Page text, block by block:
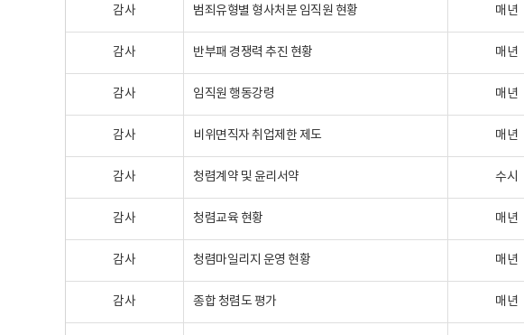
감사 범죄유형별 형사처분 임직원 현황 매년
감사 반부패 경쟁력 추진 현황 매년
감사 임직원 행동강령 매년
감사 비위면직자 취업제한 제도 매년
감사 청렴계약 및 윤리서약 수시
감사 청렴교육 현황 매년
감사 청렴마일리지 운영 현황 매년
감사 종합 청렴도 평가 매년